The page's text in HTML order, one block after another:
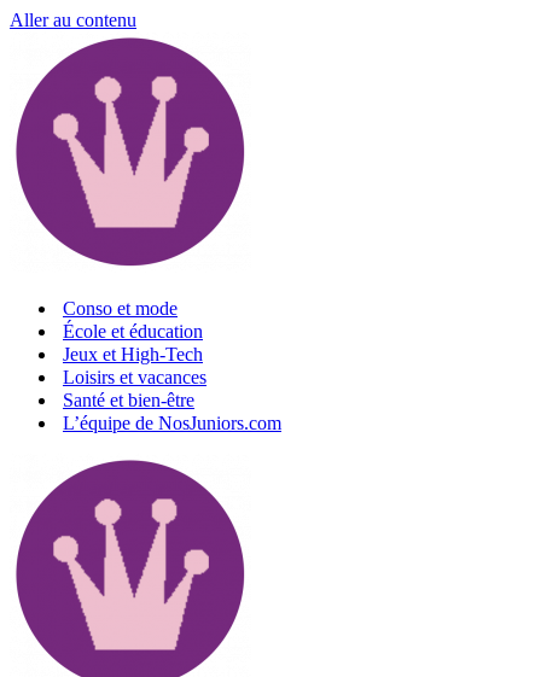
Aller au contenu
Conso et mode
École et éducation
Jeux et High-Tech
Loisirs et vacances
Santé et bien-être
L’équipe de NosJuniors.com